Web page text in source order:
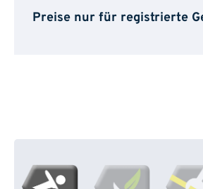
Preise nur für registrierte